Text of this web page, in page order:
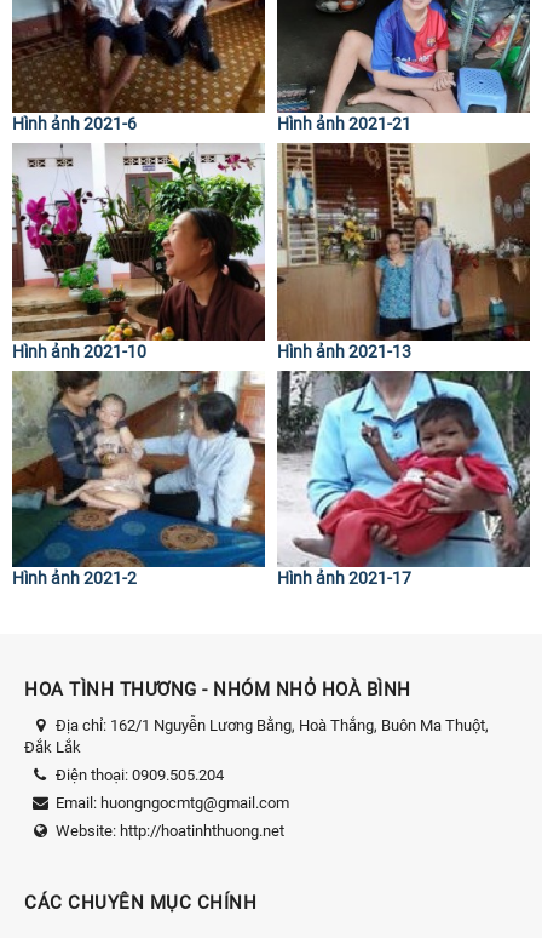
Hình ảnh 2021-6 Hình ảnh 2021-21
Hình ảnh 2021-10 Hình ảnh 2021-13
Hình ảnh 2021-2 Hình ảnh 2021-17
HOA TÌNH THƯƠNG - NHÓM NHỎ HOÀ BÌNH
Địa chỉ: 162/1 Nguyễn Lương Bằng, Hoà Thắng, Buôn Ma Thuột,
Đắk Lắk
Điện thoại: 0909.505.204
Email: huongngocmtg@gmail.com
Website: http://hoatinhthuong.net
CÁC CHUYÊN MỤC CHÍNH